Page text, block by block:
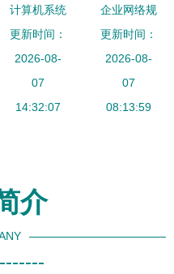
计算机系统
时间无法更
改？详细解
决方案汇总
更新时间：
2026-08-
07
14:32:07
企业网络规
划与计算机
系统服务实
施方案
更新时间：
2026-08-
07
08:13:59
介